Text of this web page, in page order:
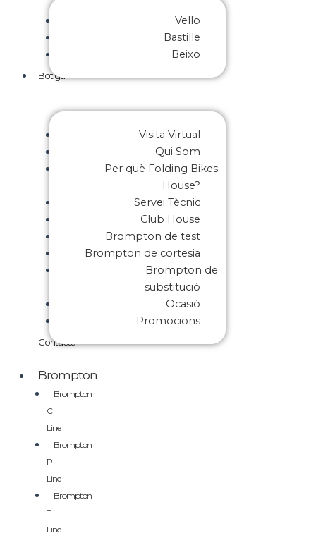
Vello
Bastille
Beixo
Botiga
Visita Virtual
Qui Som
Per què Folding Bikes
House?
Servei Tècnic
Club House
Brompton de test
Brompton de cortesia
Brompton de
substitució
Ocasió
Promocions
Contacta
Brompton
Brompton
C
Line
Brompton
P
Line
Brompton
T
Line